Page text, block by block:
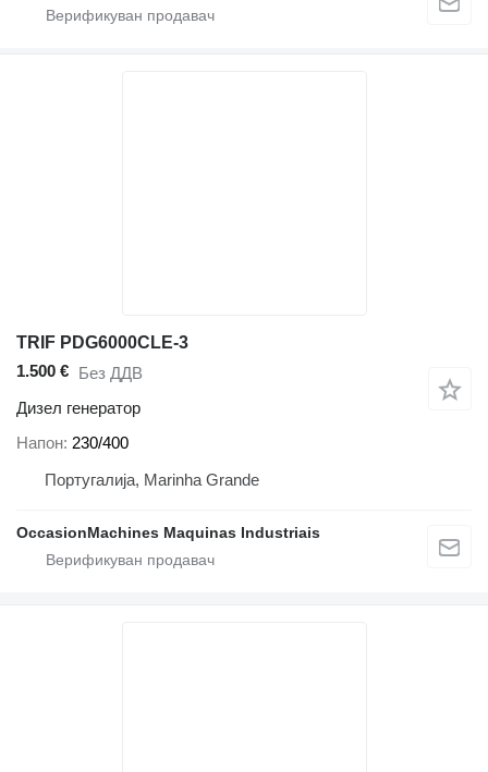
TRIF PDG6000CLE-3
1.500 € Без ДДВ
Дизел генератор
Напон 230/400
Португалија, Marinha Grande
OccasionMachines Maquinas Industriais